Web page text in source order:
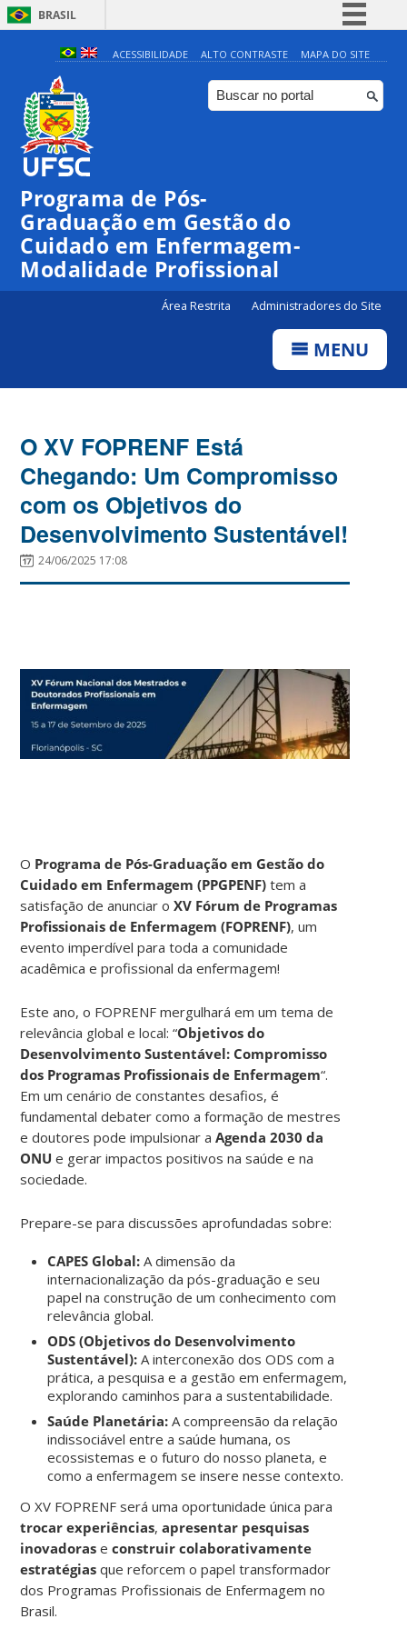
BRASIL
Simplifique!
Comunica BR
Participe
ACESSIBILIDADE ALTO CONTRASTE MAPA DO SITE
Programa de Pós-
Graduação em Gestão do
Cuidado em Enfermagem-
Modalidade Profissional
Área Restrita Administradores do Site
MENU
O XV FOPRENF Está
Chegando: Um Compromisso
com os Objetivos do
Desenvolvimento Sustentável!
24/06/2025 17:08
O Programa de Pós-Graduação em Gestão do
Cuidado em Enfermagem (PPGPENF) tem a
satisfação de anunciar oXV Fórum de Programas
Profissionais de Enfermagem (FOPRENF), um
evento imperdível para toda a comunidade
acadêmica e profissional da enfermagem!
Este ano, o FOPRENF mergulhará em um tema de
relevância global e local: “Objetivos do
Desenvolvimento Sustentável: Compromisso
dos Programas Profissionais de Enfermagem“.
Em um cenário de constantes desafios, é
fundamental debater como a formação de mestres
e doutores pode impulsionar aAgenda 2030 da
ONU e gerar impactos positivos na saúde e na
sociedade.
Prepare-se para discussões aprofundadas sobre:
CAPES Global: A dimensão da
internacionalização da pós-graduação e seu
papel na construção de um conhecimento com
relevância global.
ODS (Objetivos do Desenvolvimento
Sustentável): A interconexão dos ODS com a
prática, a pesquisa e a gestão em enfermagem,
explorando caminhos para a sustentabilidade.
Saúde Planetária: A compreensão da relação
indissociável entre a saúde humana, os
ecossistemas e o futuro do nosso planeta, e
como a enfermagem se insere nesse contexto.
O XV FOPRENF será uma oportunidade única para
trocar experiências,apresentar pesquisas
inovadoras econstruir colaborativamente
estratégias que reforcem o papel transformador
dos Programas Profissionais de Enfermagem no
Brasil.